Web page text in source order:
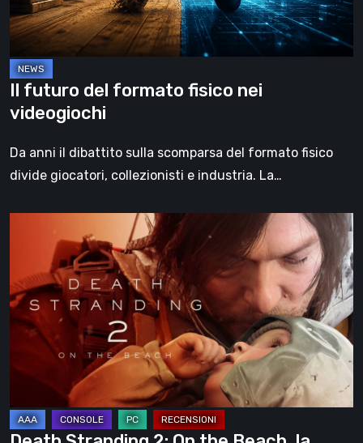
videogiochi
Il futuro del formato fisico nei
videogiochi
Da anni il dibattito sulla scomparsa del formato fisico
divide giocatori, collezionisti e industria. La…
Stranding
On
the
Beach,
recensione
–
un